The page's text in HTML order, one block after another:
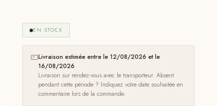
EN STOCK
Livraison estimée entre le 12/08/2026 et le
16/08/2026
Livraison sur rendez-vous avec le transporteur. Absent
pendant cette période ? Indiquez votre date souhaitée en
commentaire lors de la commande.